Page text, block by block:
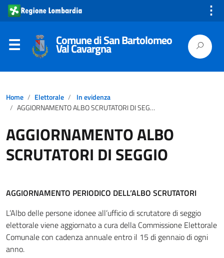
⋮
Comune di San Bartolomeo
Val Cavargna
Home Elettorale
In evidenza
AGGIORNAMENTO ALBO SCRUTATORI DI SEGGIO
AGGIORNAMENTO ALBO
SCRUTATORI DI SEGGIO
AGGIORNAMENTO PERIODICO DELL’ALBO SCRUTATORI
L’Albo delle persone idonee all’ufficio di scrutatore di seggio
elettorale viene aggiornato a cura della Commissione Elettorale
Comunale con cadenza annuale entro il 15 di gennaio di ogni
anno.